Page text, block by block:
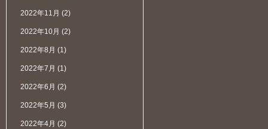
2022年11月 (2)
2022年10月 (2)
2022年8月 (1)
2022年7月 (1)
2022年6月 (2)
2022年5月 (3)
2022年4月 (2)